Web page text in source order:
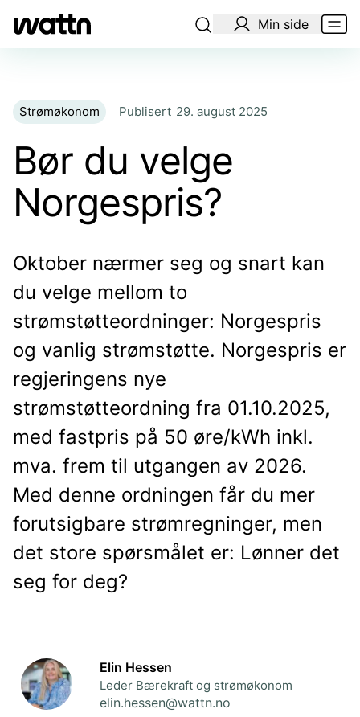
Min side
Strømøkonom Publisert 29. august 2025
Bør du velge
Norgespris?
Oktober nærmer seg og snart kan
du velge mellom to
strømstøtteordninger: Norgespris
og vanlig strømstøtte. Norgespris er
regjeringens nye
strømstøtteordning fra 01.10.2025,
med fastpris på 50 øre/kWh inkl.
mva. frem til utgangen av 2026.
Med denne ordningen får du mer
forutsigbare strømregninger, men
det store spørsmålet er: Lønner det
seg for deg?
Elin Hessen
Leder Bærekraft og strømøkonom
elin.hessen@wattn.no